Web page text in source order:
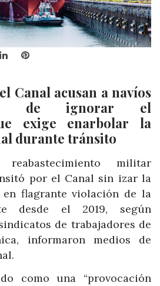
LinkedInPinterest
Canal acusan a navíos
de ignorar el
exige enarbolar la
durante tránsito
militar
por el Canal sin izar la
en flagrante violación de la
desde el 2019, según
de trabajadores de
informaron medios de
como una “provocación